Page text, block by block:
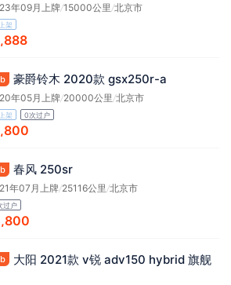
年09月上牌/15000公里 /北京市
架
豪爵铃木 2020款 gsx250r-a
年05月上牌/20000公里 /北京市
架 0次过户
春风 250sr
年07月上牌/25116公里 /北京市
过户
大阳 2021款 v锐 adv150 hybrid 旗舰